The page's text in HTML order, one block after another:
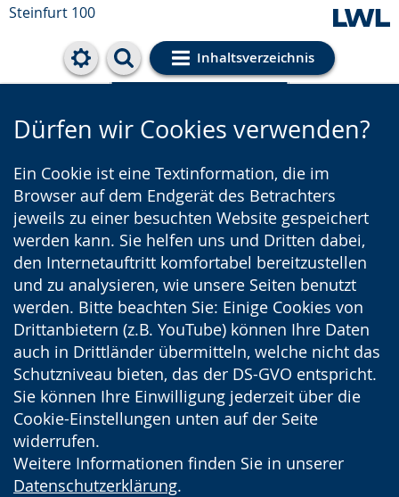
Steinfurt 100
Inhaltsverzeichnis
Cookie-Einstellungen
Dürfen wir Cookies verwenden?
Ein Cookie ist eine Textinformation, die im
Browser auf dem Endgerät des Betrachters
jeweils zu einer besuchten Website gespeichert
werden kann. Sie helfen uns und Dritten dabei,
den Internetauftritt komfortabel bereitzustellen
und zu analysieren, wie unsere Seiten benutzt
werden. Bitte beachten Sie: Einige Cookies von
Drittanbietern (z.B. YouTube) können Ihre Daten
auch in Drittländer übermitteln, welche nicht das
Schutzniveau bieten, das der DS-GVO entspricht.
Sie können Ihre Einwilligung jederzeit über die
Cookie-Einstellungen unten auf der Seite
widerrufen.
Weitere Informationen finden Sie in unserer
Datenschutzerklärung.